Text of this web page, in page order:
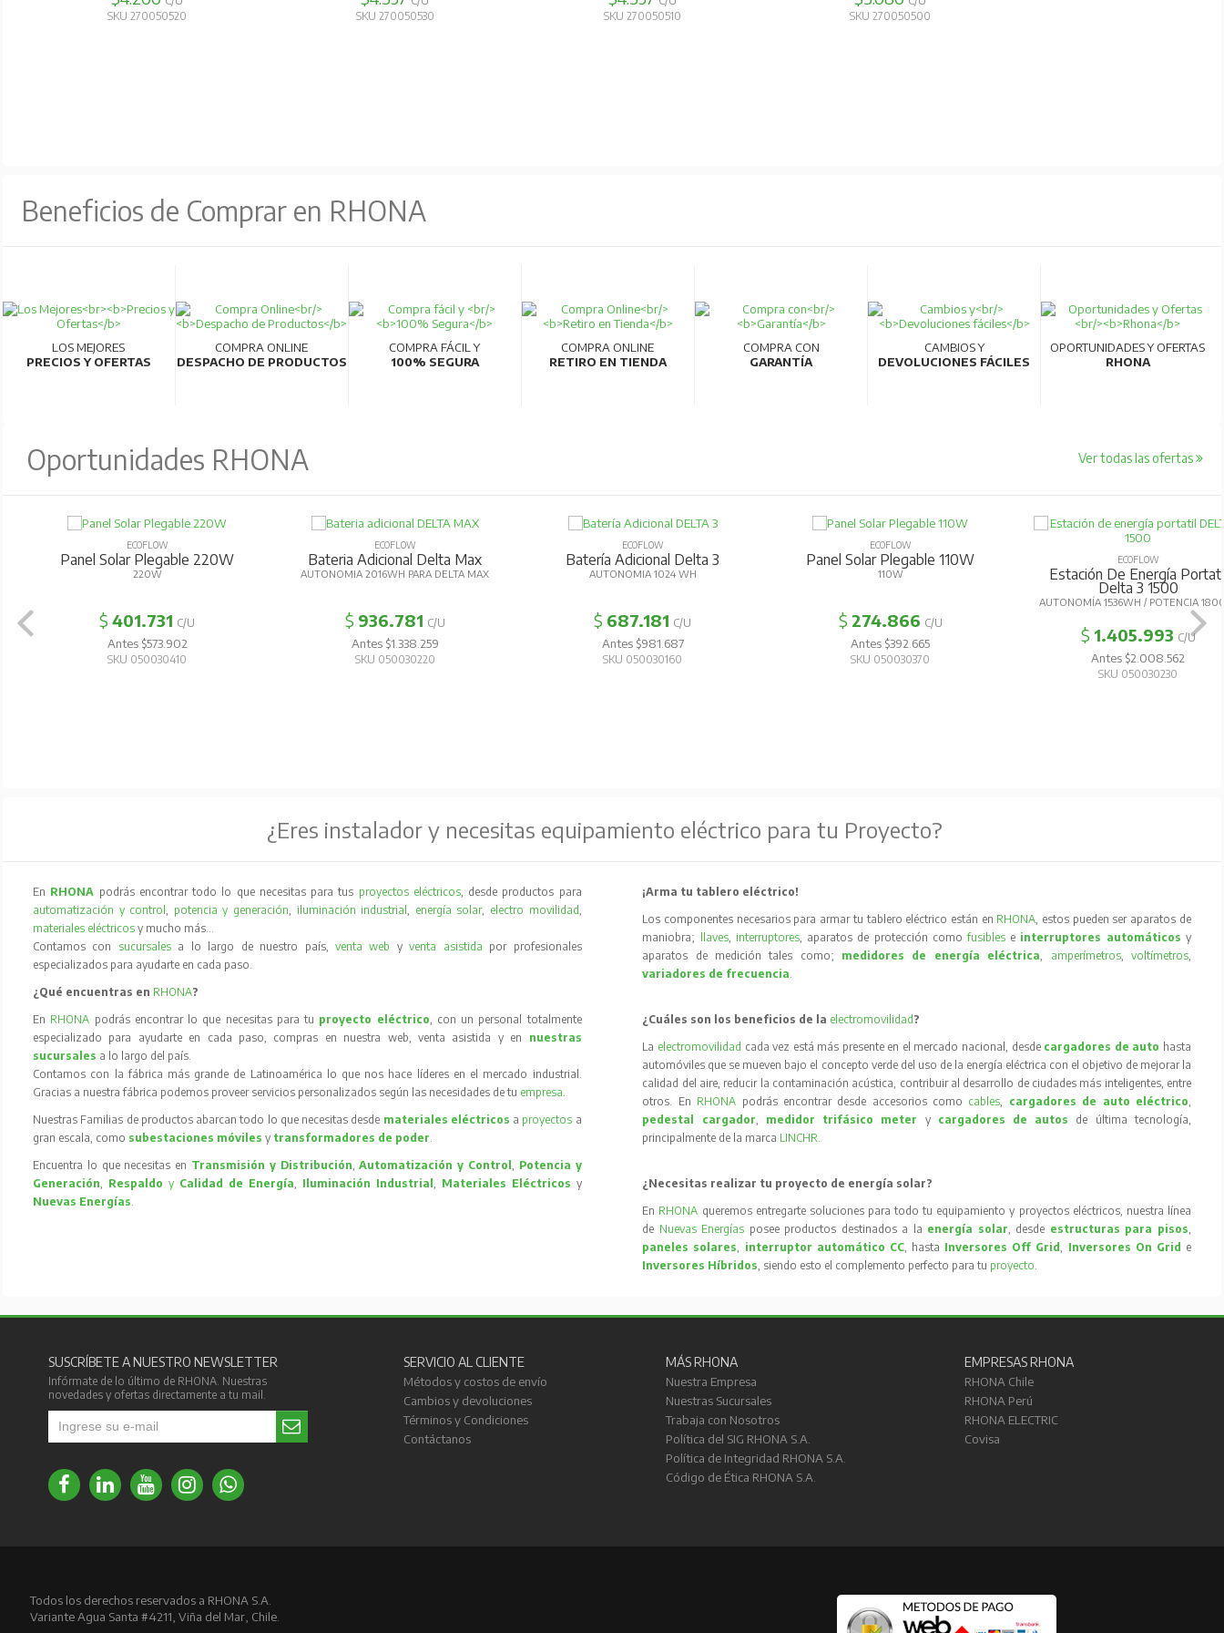
SKU 270050520
SKU 270050530
SKU 270050510
SKU 270050500
Beneficios de Comprar en RHONA
LOS MEJORES
PRECIOS Y OFERTAS
COMPRA ONLINE
DESPACHO DE PRODUCTOS
COMPRA FÁCIL Y
100% SEGURA
COMPRA ONLINE
RETIRO EN TIENDA
COMPRA CON
GARANTÍA
CAMBIOS Y
DEVOLUCIONES FÁCILES
OPORTUNIDADES Y OFERTAS
RHONA
Oportunidades RHONA Ver todas las ofertas
ECOFLOW
Panel Solar Plegable 220W
220W
$401.731 C/U
Antes $573.902
SKU 050030410
ECOFLOW
Bateria Adicional Delta Max
AUTONOMIA 2016WH PARA DELTA MAX
$ 936.781 C/U
Antes $1.338.259
SKU 050030220
ECOFLOW
Batería Adicional Delta 3
AUTONOMIA 1024 WH
$ 687.181 C/U
Antes $981.687
SKU 050030160
ECOFLOW
Panel Solar Plegable 110W
110W
$ 274.866 C/U
Antes $392.665
SKU 050030370
ECOFLOW
Estación De Energía
Delta 3 1500
AUTONOMÍA 1536WH / POTENCIA
$ 1.405.993 C/U
Antes $2.008.562
SKU 050030230
¿Eres instalador y necesitas equipamiento eléctrico para tu Proyecto?
En RHONA podrás encontrar todo lo que necesitas para tus proyectos eléctricos, desde productos para
automatización y control, potencia y generación, iluminación industrial, energía solar, electro movilidad,
materiales eléctricos y mucho más…
Contamos con sucursales a lo largo de nuestro país, venta web yventa asistida por profesionales
especializados para ayudarte en cada paso.
¿Qué encuentras en RHONA?
En RHONA podrás encontrar lo que necesitas para tu proyecto eléctrico, con un personal totalmente
especializado para ayudarte en cada paso, compras en nuestra web, venta asistida y en nuestras
sucursales a lo largo del país.
Contamos con la fábrica más grande de Latinoamérica lo que nos hace líderes en el mercado industrial.
Gracias a nuestra fábrica podemos proveer servicios personalizados según las necesidades de tu empresa.
Nuestras Familias de productos abarcan todo lo que necesitas desde materiales eléctricos a proyectos a
gran escala, como subestaciones móvilesy transformadores de poder.
Encuentra lo que necesitas en Transmisión y Distribución,Automatización y Control, Potencia y
Generación, Respaldo y Calidad de Energía, Iluminación Industrial , Materiales Eléctricos y
Nuevas Energías.
¡Arma tu tablero eléctrico!
Los componentes necesarios para armar tu tablero eléctrico están en RHONA, estos pueden ser aparatos de
maniobra;
llaves, interruptores, aparatos de protección comofusibles e interruptores automáticos y
aparatos de medición tales como; medidores de energía eléctrica, amperímetros, voltímetros,
variadores de frecuencia.
¿Cuáles son los beneficios de la electromovilidad ?
La electromovilidad cada vez está más presente en el mercado nacional, desde cargadores de auto hasta
automóviles que se mueven bajo el concepto verde del uso de la energía eléctrica con el objetivo de mejorar la
calidad del aire, reducir la contaminación acústica, contribuir al desarrollo de ciudades más inteligentes, entre
otros. En RHONA podrás encontrar desde accesorios como cables, cargadores de auto eléctrico,
pedestal cargador, medidor trifásico meter y cargadores de autos
de última tecnología,
principalmente de la marca LINCHR.
¿Necesitas realizar tu proyecto de energía solar?
En RHONA queremos entregarte soluciones para todo tu equipamiento y proyectos eléctricos, nuestra línea
de Nuevas Energías posee productos destinados a la energía solar, desde estructuras para pisos,
paneles solares, interruptor automático CC, hasta Inversores Off Grid, Inversores On Grid e
Inversores Híbridos, siendo esto el complemento perfecto para tu proyecto.
SUSCRÍBETE A NUESTRO NEWSLETTER
Infórmate de lo último de RHONA. Nuestras
novedades y ofertas directamente a tu mail.
SERVICIO AL CLIENTE
Métodos y costos de envío
Cambios y devoluciones
Términos y Condiciones
Contáctanos
MÁS RHONA
Nuestra Empresa
Nuestras Sucursales
Trabaja con Nosotros
Política del SIG RHONA S.A.
Política de Integridad RHONA S.A.
Código de Ética RHONA S.A.
EMPRESAS RHONA
RHONA Chile
RHONA Perú
RHONA ELECTRIC
Covisa
Todos los derechos reservados a RHONA S.A.
Variante Agua Santa #4211, Viña del Mar, Chile.